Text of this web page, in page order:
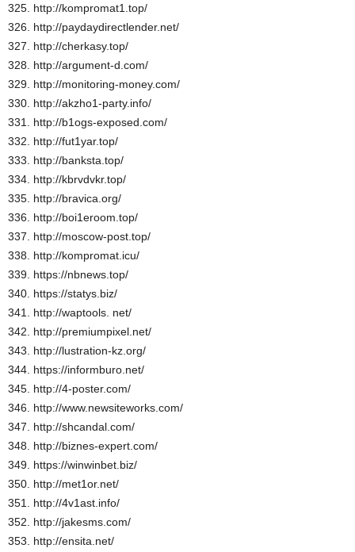
325. http://kompromat1.top/
326. http://paydaydirectlender.net/
327. http://cherkasy.top/
328. http://argument-d.com/
329. http://monitoring-money.com/
330. http://akzho1-party.info/
331. http://b1ogs-exposed.com/
332. http://fut1yar.top/
333. http://banksta.top/
334. http://kbrvdvkr.top/
335. http://bravica.org/
336. http://boi1eroom.top/
337. http://moscow-post.top/
338. http://kompromat.icu/
339. https://nbnews.top/
340. https://statys.biz/
341. http://waptools. net/
342. http://premiumpixel.net/
343. http://lustration-kz.org/
344. https://informburo.net/
345. http://4-poster.com/
346. http://www.newsiteworks.com/
347. http://shcandal.com/
348. http://biznes-expert.com/
349. https://winwinbet.biz/
350. http://met1or.net/
351. http://4v1ast.info/
352. http://jakesms.com/
353. http://ensita.net/